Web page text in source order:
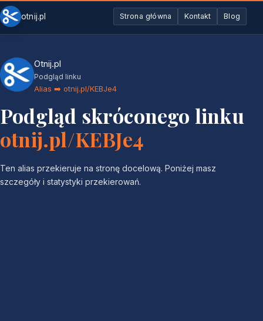
otnij.pl Strona główna Kontakt Blog
Otnij.pl
Podgląd linku
Alias ➡️ otnij.pl/KEBJe4
Podgląd skróconego linku
otnij.pl/KEBJe4
Ten alias przekieruje na stronę docelową. Poniżej masz
szczegóły i statystyki przekierowań.